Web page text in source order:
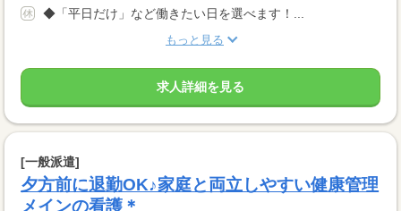
◆「平日だけ」など働きたい日を選べます！...
もっと見る
求人詳細を見る
[一般派遣]
夕方前に退勤OK♪家庭と両立しやすい健康管理
メインの看護＊